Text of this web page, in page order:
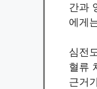
간과
에게
심전
혈류
근거